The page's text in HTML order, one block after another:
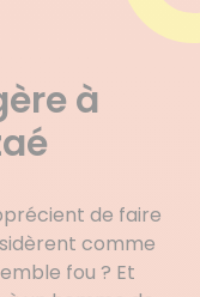
à
de faire
comme
fou ? Et